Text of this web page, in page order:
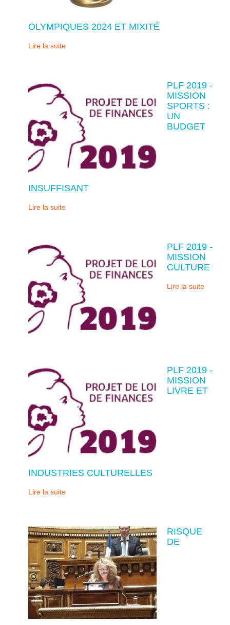
OLYMPIQUES 2024 ET MIXITÉ
Lire la suite
PLF 2019 -
MISSION
SPORTS :
UN
BUDGET
INSUFFISANT
Lire la suite
PLF 2019 -
MISSION
CULTURE
Lire la suite
PLF 2019 -
MISSION
LIVRE ET
INDUSTRIES CULTURELLES
Lire la suite
RISQUE
DE